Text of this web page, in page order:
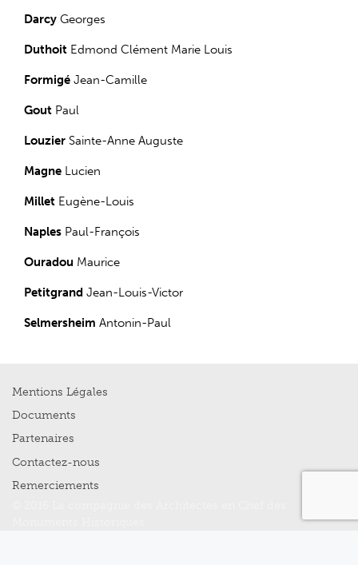
Darcy Georges
Duthoit Edmond Clément Marie Louis
Formigé Jean-Camille
Gout Paul
Louzier Sainte-Anne Auguste
Magne Lucien
Millet Eugène-Louis
Naples Paul-François
Ouradou Maurice
Petitgrand Jean-Louis-Victor
Selmersheim Antonin-Paul
Mentions Légales
Documents
Partenaires
Contactez-nous
Remerciements